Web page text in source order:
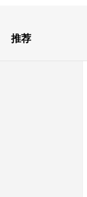
推荐